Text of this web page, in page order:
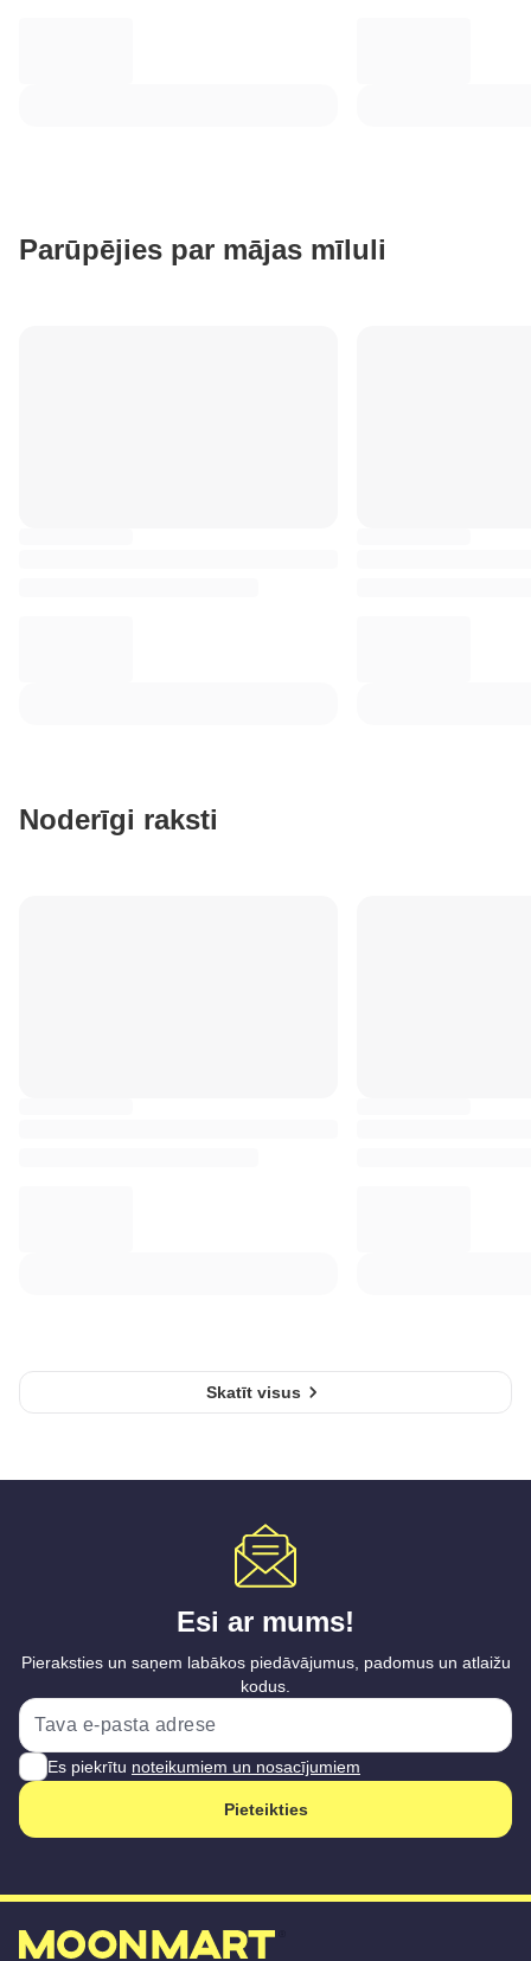
Parūpējies par mājas mīluli
Noderīgi raksti
Skatīt visus
Esi ar mums!
Pieraksties un saņem labākos piedāvājumus, padomus un atlaižu
kodus.
Es piekrītu noteikumiem un nosacījumiem
Pieteikties